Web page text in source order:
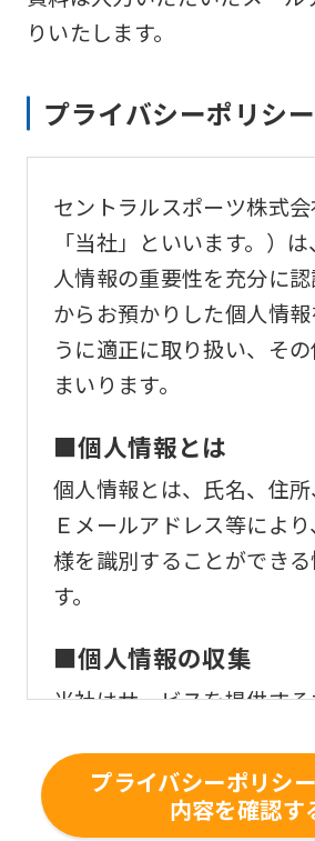
りいたします。
プライバシーポリシ
セントラルスポーツ株式会
「当社」といいます。）
人情報の重要性を充分に
からお預かりした個人情
うに適正に取り扱い、そ
まいります。
■個人情報とは
個人情報とは、氏名、住所
Ｅメールアドレス等によ
様を識別することができ
す。
■個人情報の収集
当社はサービスを提供す
客様の個人情報を収集いた
■個人情報の利用
プライバシーポリシ
内容を確認す